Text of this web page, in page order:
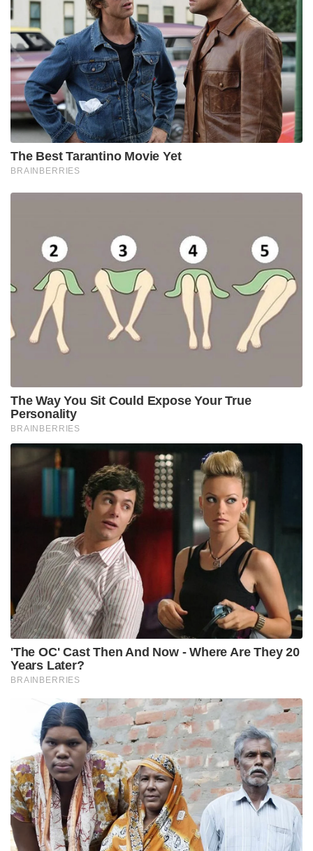
കൊലപാതകങ്ങൾക്ക് പിന്നിൽ ഇന്ത്യൻ
രഹസ്യാന്വേഷണ ഏജൻസിയായ റോ ആണെന്ന്
പാകിസ്താൻ ഇടയ്ക്ക് ആരോപിക്കുകയും
ചെയ്തിരുന്നു. എന്തായാലും ഡ്രോൺ
മുഖേനെയോ,വിഷം മൂലമോ, വെടിയേറ്റോ
,കെട്ടിടത്തിന് മുകളിൽ നിന്ന് താഴെ വീണോ
ഇനിയുമധികം മോസ്റ്റ് വാണ്ടഡ് ടെററിസ്റ്റുകൾ
ചത്തുവീണേക്കാമെന്നത് ഏതാണ്ട്
ഉറപ്പായിരിക്കുകയാണ്.